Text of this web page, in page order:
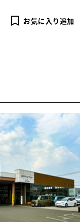
お気に入り追加